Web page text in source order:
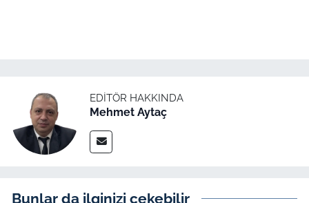
EDITÖR HAKKINDA
Mehmet Aytaç
Bunlar da ilginizi çekebilir